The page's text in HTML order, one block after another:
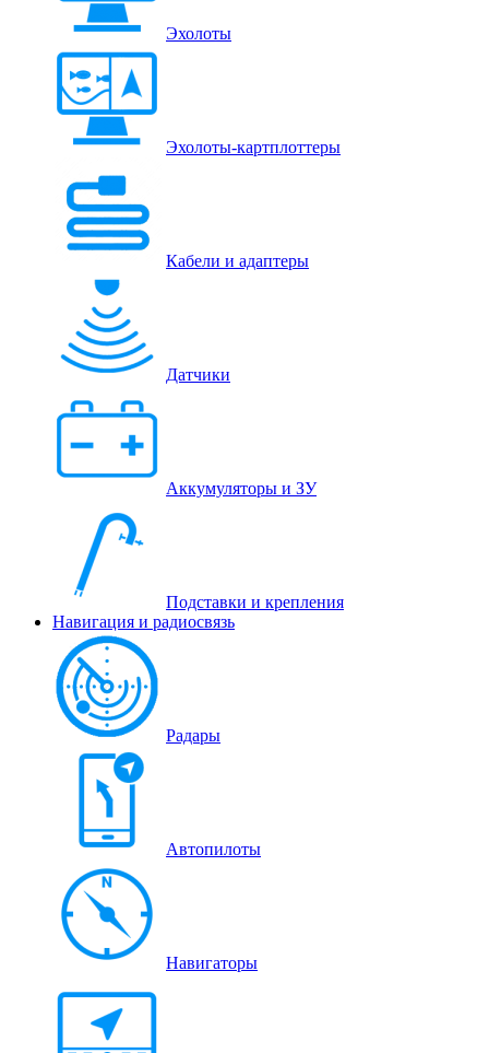
Эхолоты
Эхолоты-картплоттеры
Кабели и адаптеры
Датчики
Аккумуляторы и ЗУ
Подставки и крепления
Навигация и радиосвязь
Радары
Автопилоты
Навигаторы